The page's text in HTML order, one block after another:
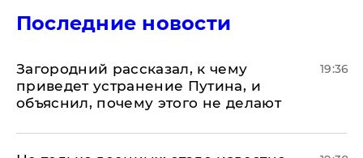
Последние новости
Загородний рассказал, к чему
приведет устранение Путина, и
объяснил, почему этого не делают
19:36